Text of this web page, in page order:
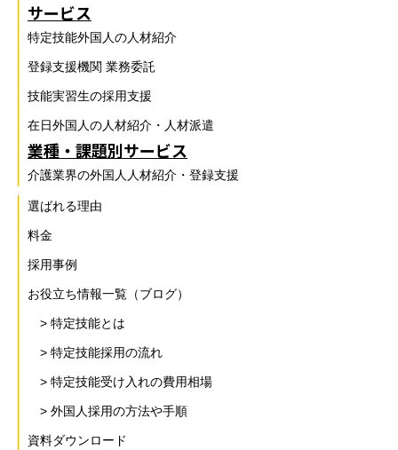
サービス
特定技能外国人の人材紹介
登録支援機関 業務委託
技能実習生の採用支援
在日外国人の人材紹介・人材派遣
業種・課題別サービス
介護業界の外国人人材紹介・登録支援
選ばれる理由
料金
採用事例
お役立ち情報一覧（ブログ）
> 特定技能とは
> 特定技能採用の流れ
> 特定技能受け入れの費用相場
> 外国人採用の方法や手順
資料ダウンロード